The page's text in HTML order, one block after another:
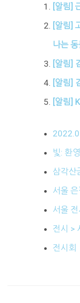
[알림]
[알림]
나는
[알림]
[알림]
[알림]
빛: 환
삼각산
서울 은
서울 전
전시 >
전시회